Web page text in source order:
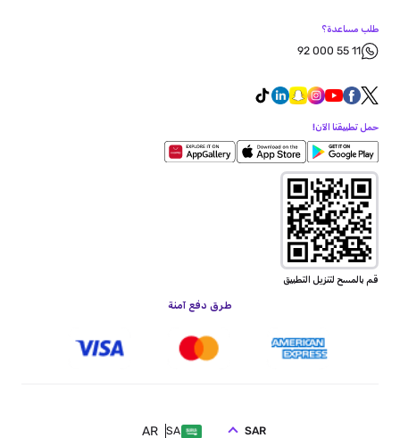
طلب مساعدة؟
92 000 55 11
حمل تطبيقنا الآن!
قم بالمسح لتنزيل التطبيق
طرق دفع آمنة
SA
AR SAR